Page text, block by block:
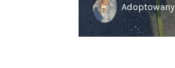
Adoptowany